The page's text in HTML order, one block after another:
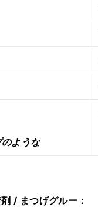
ような
/ まつげグルー：